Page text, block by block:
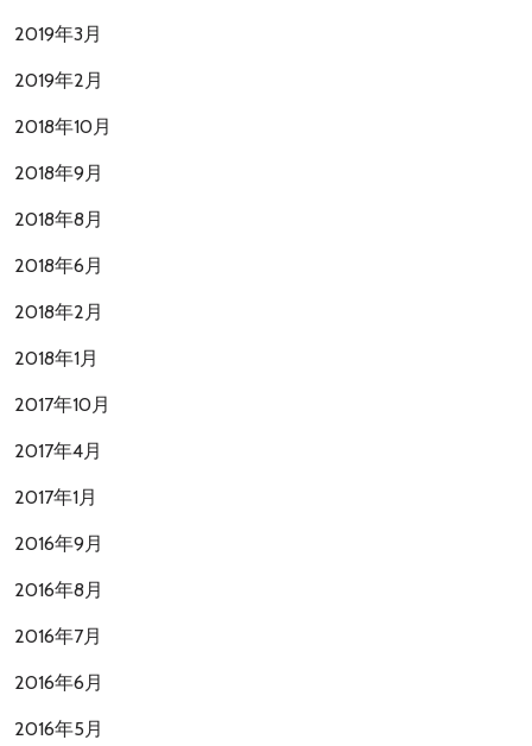
2019年3月
2019年2月
2018年10月
2018年9月
2018年8月
2018年6月
2018年2月
2018年1月
2017年10月
2017年4月
2017年1月
2016年9月
2016年8月
2016年7月
2016年6月
2016年5月